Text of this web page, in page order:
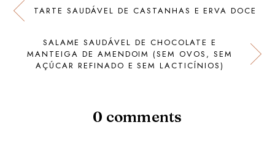
TARTE SAUDÁVEL DE CASTANHAS E ERVA DOCE
SALAME SAUDÁVEL DE CHOCOLATE E
MANTEIGA DE AMENDOIM (SEM OVOS, SEM
AÇÚCAR REFINADO E SEM LACTICÍNIOS)
0 comments